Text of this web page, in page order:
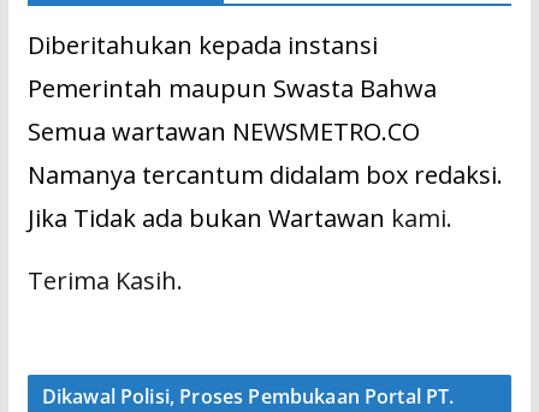
Diberitahukan kepada instansi
Pemerintah maupun Swasta Bahwa
Semua wartawan NEWSMETRO.CO
Namanya tercantum didalam box redaksi.
Jika Tidak ada bukan Wartawan kami.
Terima Kasih.
Dikawal Polisi, Proses Pembukaan Portal PT.